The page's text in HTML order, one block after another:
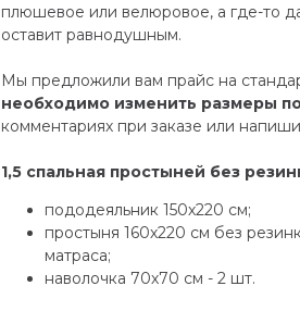
плюшевое или велюровое, а где-то
оставит равнодушным.
Мы предложили вам прайс на
необходимо изменить размеры
комментариях при заказе или
1,5 спальная простыней без
пододеяльник 150х220 см;
простыня 160х220 см без
матраса;
наволочка 70х70 см - 2 шт.